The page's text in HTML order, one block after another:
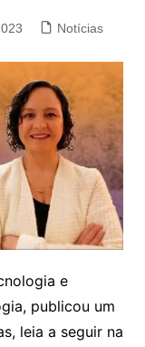
Notícias
e
publicou um
leia a seguir na